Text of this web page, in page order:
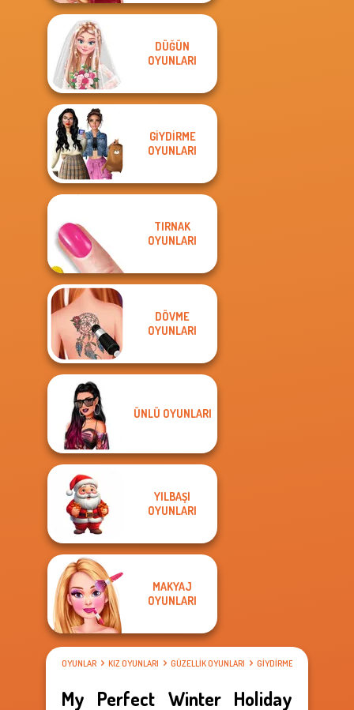
DÜĞÜN
OYUNLARI
GIYDIRME
OYUNLARI
TIRNAK
OYUNLARI
DÖVME
OYUNLARI
ÜNLÜ OYUNLARI
YILBAŞI
OYUNLARI
MAKYAJ
OYUNLARI
OYUNLAR KIZ OYUNLARI GÜZELLIK OYUNLARI GIYDIRME OYUNLARI
My Perfect Winter Holiday